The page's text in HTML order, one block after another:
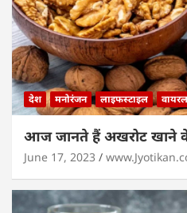
देश मनोरंजन लाइफस्टाइल
आज जानते हैं अखरोट खाने
June 17, 2023